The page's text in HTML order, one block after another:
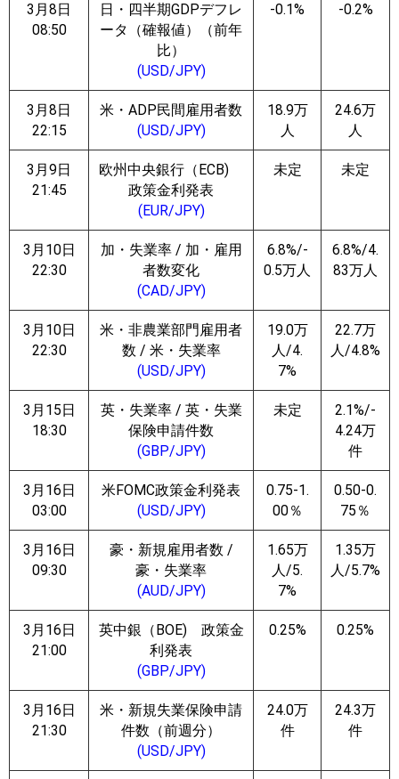
3月8日
08:50
日・四半期GDPデフレ
ータ（確報値）（前年
比）
(USD/JPY)
-0.1% -0.2%
3月8日
22:15
米・ADP民間雇用者数
(USD/JPY)
18.9万
人
24.6万
人
3月9日
21:45
欧州中央銀行（ECB)
政策金利発表
(EUR/JPY)
未定 未定
3月10日
22:30
加・失業率 / 加・雇用
者数変化
(CAD/JPY)
6.8%/-
0.5万人
6.8%/4.
83万人
3月10日
22:30
米・非農業部門雇用者
数 / 米・失業率
(USD/JPY)
19.0万
人/4.
7%
22.7万
人/4.8%
3月15日
18:30
英・失業率 / 英・失業
保険申請件数
(GBP/JPY)
未定
2.1%/-
4.24万
件
3月16日
03:00
米FOMC政策金利発表
(USD/JPY)
0.75-1.
00％
0.50-0.
75％
3月16日
09:30
豪・新規雇用者数 /
豪・失業率
(AUD/JPY)
1.65万
人/5.
7%
1.35万
人/5.7%
3月16日
21:00
英中銀（BOE) 政策金
利発表
(GBP/JPY)
0.25% 0.25%
3月16日
21:30
米・新規失業保険申請
件数（前週分）
(USD/JPY)
24.0万
件
24.3万
件